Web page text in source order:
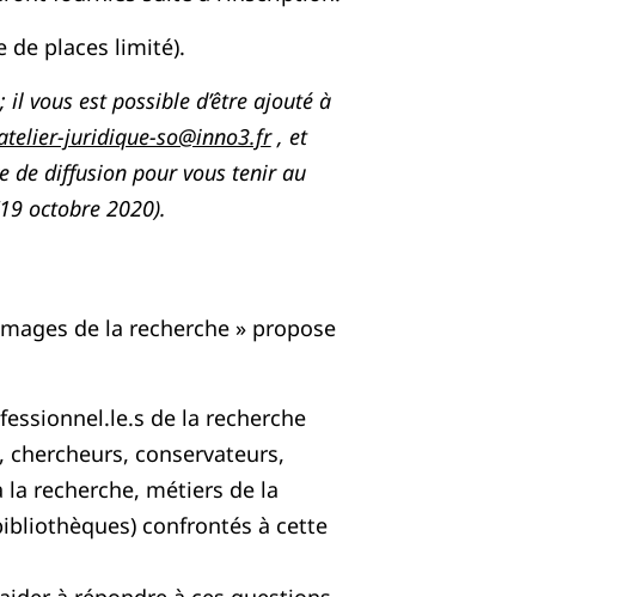
de places limité).
vous est possible d’être ajouté à
juridique-so@inno3.fr, et
de diffusion pour vous tenir au
octobre 2020).
de la recherche » propose
de la recherche
conservateurs,
recherche, métiers de la
confrontés à cette